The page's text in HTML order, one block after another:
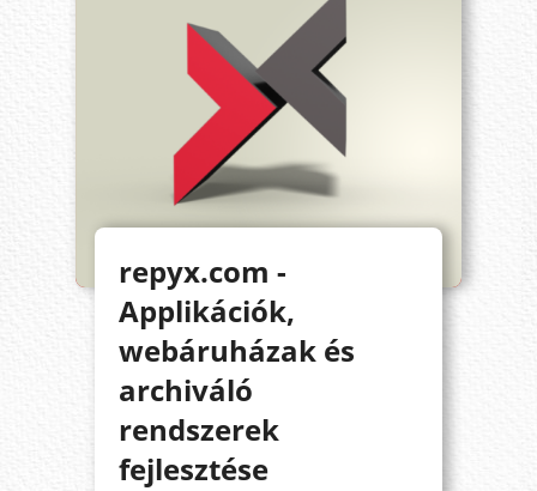
repyx.com -
Applikációk,
webáruházak és
archiváló
rendszerek
fejlesztése